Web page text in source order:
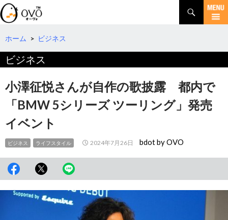
検
索
コ
テ
へ
動
ホーム > ビジネス
ビジネス
小澤征悦さんが自作の歌披露 都内で
「BMW 5シリーズ ツーリング」発売
イベント
ビジネス ライフスタイル 2024年7月26日 bdot by OVO